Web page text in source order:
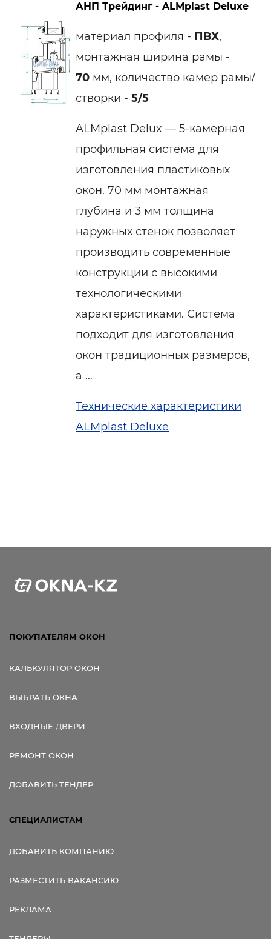
АНП Трейдинг - ALMplast Deluxe
материал профиля - ПВХ,
монтажная ширина рамы -
70 мм, количество камер рамы/
створки - 5/5
ALMplast Delux — 5-камерная
профильная система для
изготовления пластиковых
окон. 70 мм монтажная
глубина и 3 мм толщина
наружных стенок позволяет
производить современные
конструкции с высокими
технологическими
характеристиками. Система
подходит для изготовления
окон традиционных размеров,
а …
Технические характеристики
ALMplast Deluxe
ПОКУПАТЕЛЯМ ОКОН
КАЛЬКУЛЯТОР ОКОН
ВЫБРАТЬ ОКНА
ВХОДНЫЕ ДВЕРИ
РЕМОНТ ОКОН
ДОБАВИТЬ ТЕНДЕР
СПЕЦИАЛИСТАМ
ДОБАВИТЬ КОМПАНИЮ
РАЗМЕСТИТЬ ВАКАНСИЮ
РЕКЛАМА